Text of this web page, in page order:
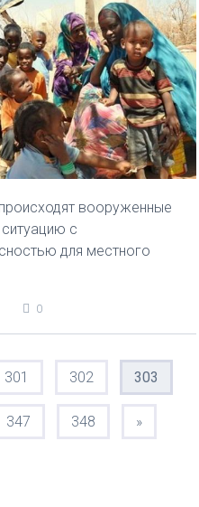
вооруженные
с
для местного
0
301 302 303
347 348 »